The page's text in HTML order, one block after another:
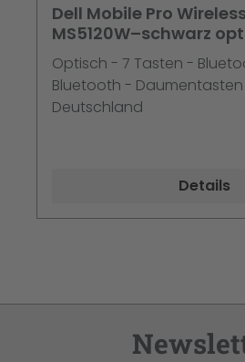
Dell Mobile Pro
MS5120W–schwarz
Tasten, BT 5.0
Optisch - 7 Tasten -
Bluetooth -
Deutschland
Details